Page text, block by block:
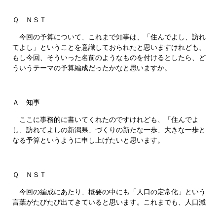
Ｑ ＮＳＴ
今回の予算について、これまで知事は、「住んでよし、訪れ
てよし」ということを意識しておられたと思いますけれども、
もし今回、そういった名前のようなものを付けるとしたら、ど
ういうテーマの予算編成だったかなと思いますか。
Ａ 知事
ここに事務的に書いてくれたのですけれども、「住んでよ
し、訪れてよしの新潟県」づくりの新たな一歩、大きな一歩と
なる予算というように申し上げたいと思います。
Ｑ ＮＳＴ
今回の編成にあたり、概要の中にも「人口の定常化」という
言葉がたびたび出てきていると思います。これまでも、人口減